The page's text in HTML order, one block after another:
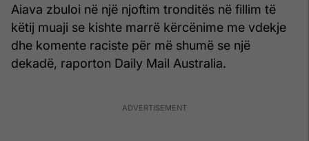
Aiava zbuloi në një njoftim tronditës në fillim të
këtij muaji se kishte marrë kërcënime me vdekje
dhe komente raciste për më shumë se një
dekadë, raporton Daily Mail Australia.